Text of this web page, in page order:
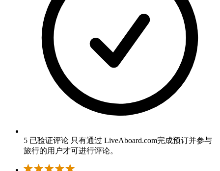
5 已验证评论 只有通过 LiveAboard.com完成预订并参与
旅行的用户才可进行评论。